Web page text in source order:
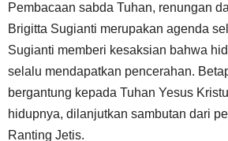
Pembacaan sabda Tuhan, renungan
Brigitta Sugianti merupakan agenda
Sugianti memberi kesaksian bahwa
selalu mendapatkan pencerahan.
bergantung kepada Tuhan Yesus
hidupnya, dilanjutkan sambutan dari
Ranting Jetis.